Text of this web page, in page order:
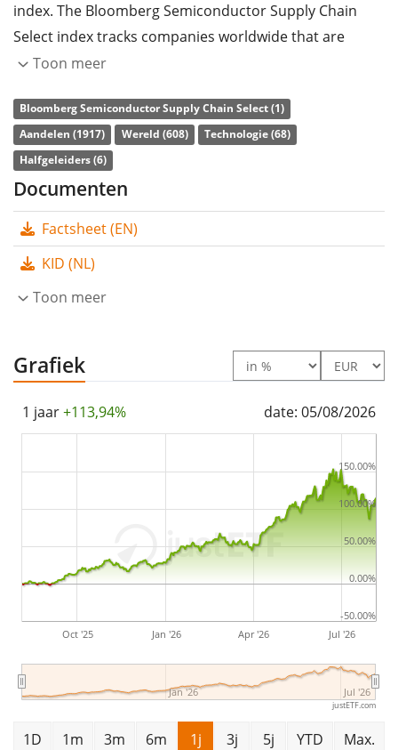
index. The Bloomberg Semiconductor Supply Chain
Select index tracks companies worldwide that are
active in the semiconductor industry. The stocks
(environmental, social and corporate governance).
The ETF'sTER(total expense ratio) amounts to
p.a.
. The First Trust Bloomberg Global Semiconductor
that tracks the Bloomberg Semiconductor Supply
Chain Select index. The ETF replicates the performance
the index constituents). The dividends in the ETF are
The First Trust Bloomberg Global Semiconductor
with
in Ierland.
Toon meer
Bloomberg Semiconductor Supply Chain Select (1)
Aandelen (1917)
Wereld (608)
Technologie (68)
Halfgeleiders (6)
Documenten
Factsheet (EN)
KID (NL)
Toon meer
Grafiek
1 jaar+113,94% date: 05/08/2026
Oct '25 Jan '26 Apr '26 Jul '26
Jan '26 Jul '26
-50.00%
0.00%
50.00%
100.00%
150.00%
justETF.com
1D 1m 3m 6m 1j 3j 5j YTD Max.